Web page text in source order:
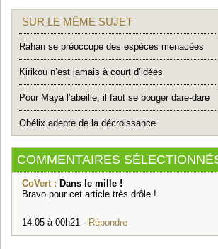
SUR LE MÊME SUJET
Rahan se préoccupe des espèces menacées
Kirikou n’est jamais à court d’idées
Pour Maya l’abeille, il faut se bouger dare-dare
Obélix adepte de la décroissance
COMMENTAIRES
CoVert : Dans le mille !
Bravo pour cet article très drôle !
14.05 à 00h21 - Répondre